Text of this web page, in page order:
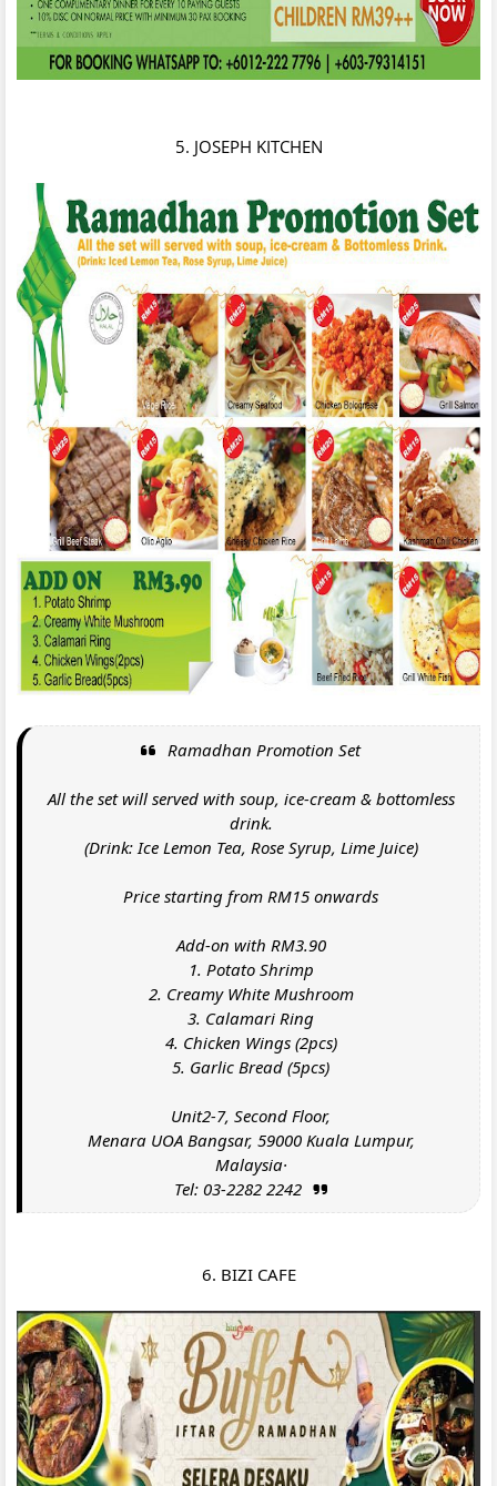
5. JOSEPH KITCHEN
Ramadhan Promotion Set
All the set will served with soup, ice-cream & bottomless
drink.
(Drink: Ice Lemon Tea, Rose Syrup, Lime Juice)
Price starting from RM15 onwards
Add-on with RM3.90
1. Potato Shrimp
2. Creamy White Mushroom
3. Calamari Ring
4. Chicken Wings (2pcs)
5. Garlic Bread (5pcs)
Unit2-7, Second Floor,
Menara UOA Bangsar, 59000 Kuala Lumpur,
Malaysia·
Tel: 03-2282 2242
6. BIZI CAFE